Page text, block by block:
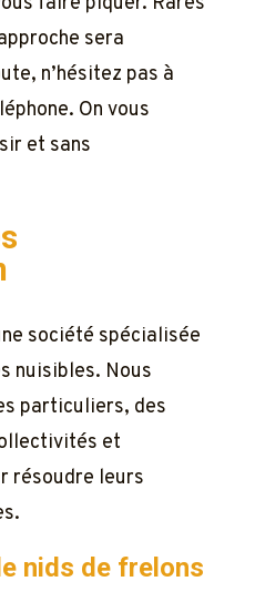
sera
n’hésitez pas à
On vous
et sans
société spécialisée
nuisibles. Nous
particuliers, des
et
résoudre leurs
nids de frelons